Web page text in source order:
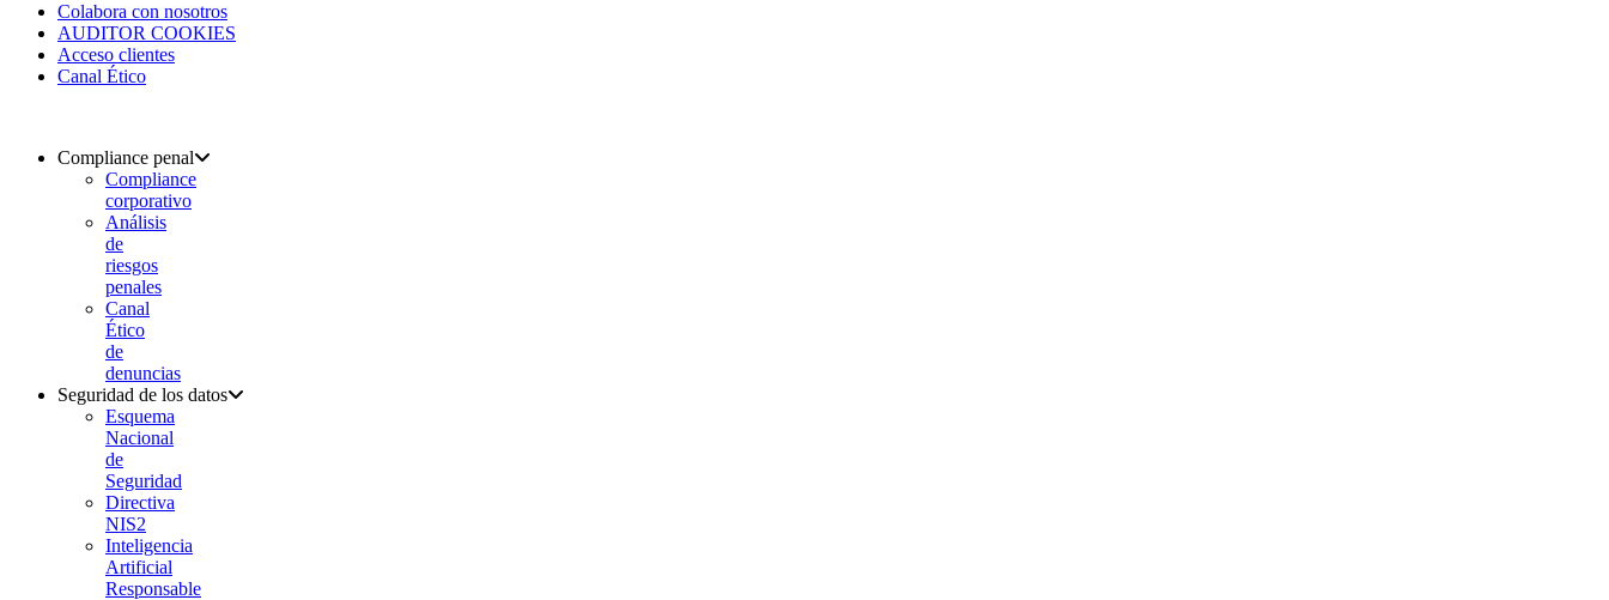
Colabora con nosotros
AUDITOR COOKIES
Acceso clientes
Canal Ético
Compliance penal
Compliance
corporativo
Análisis
de
riesgos
penales
Canal
Ético
de
denuncias
Seguridad de los datos
Esquema
Nacional
de
Seguridad
Directiva
NIS2
Inteligencia
Artificial
Responsable